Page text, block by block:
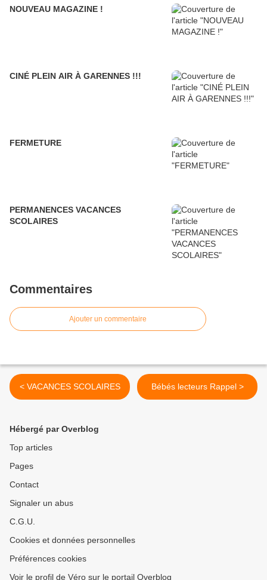
NOUVEAU MAGAZINE !
CINÉ PLEIN AIR À GARENNES !!!
FERMETURE
PERMANENCES VACANCES
SCOLAIRES
Commentaires
Ajouter un commentaire
< VACANCES SCOLAIRES Bébés lecteurs Rappel >
Hébergé par Overblog
Top articles
Pages
Contact
Signaler un abus
C.G.U.
Cookies et données personnelles
Préférences cookies
Voir le profil de Véro sur le portail Overblog